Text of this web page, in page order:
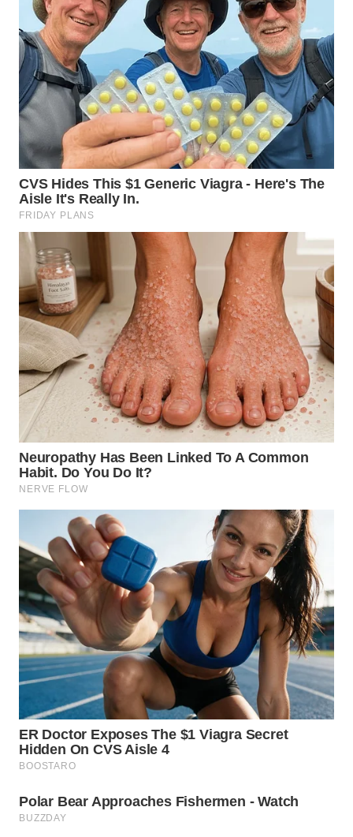
WN
TEBING
TINGGI
WN
PAKPAK
WN
KARAWANG
WN
BEKASI
WN
BOGOR
WN
DEPOK
WN
TAPANULI
UTARA
SAMOSIR
WN
PADANG
LAWAS
WN
SUMEDANG
WN
CIANJUR
WN
KEPULAUAN
SERIBU